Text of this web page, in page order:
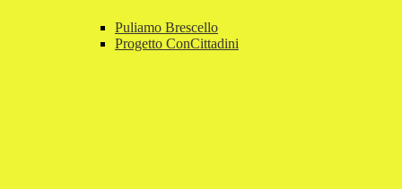
Puliamo Brescello
Progetto ConCittadini